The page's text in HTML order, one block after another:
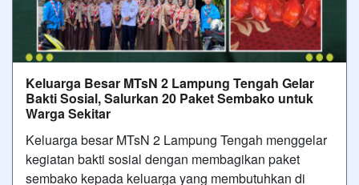
Keluarga Besar MTsN 2 Lampung Tengah Gelar
Bakti Sosial, Salurkan 20 Paket Sembako untuk
Warga Sekitar
Keluarga besar MTsN 2 Lampung Tengah menggelar
kegiatan bakti sosial dengan membagikan paket
sembako kepada keluarga yang membutuhkan di